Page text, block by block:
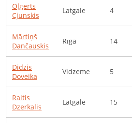
Oļgerts
Cjunskis
Latgale 4
Mārtiņš
Dančauskis
Rīga 14
Didzis
Doveika
Vidzeme 5
Raitis
Dzerkalis
Latgale 15